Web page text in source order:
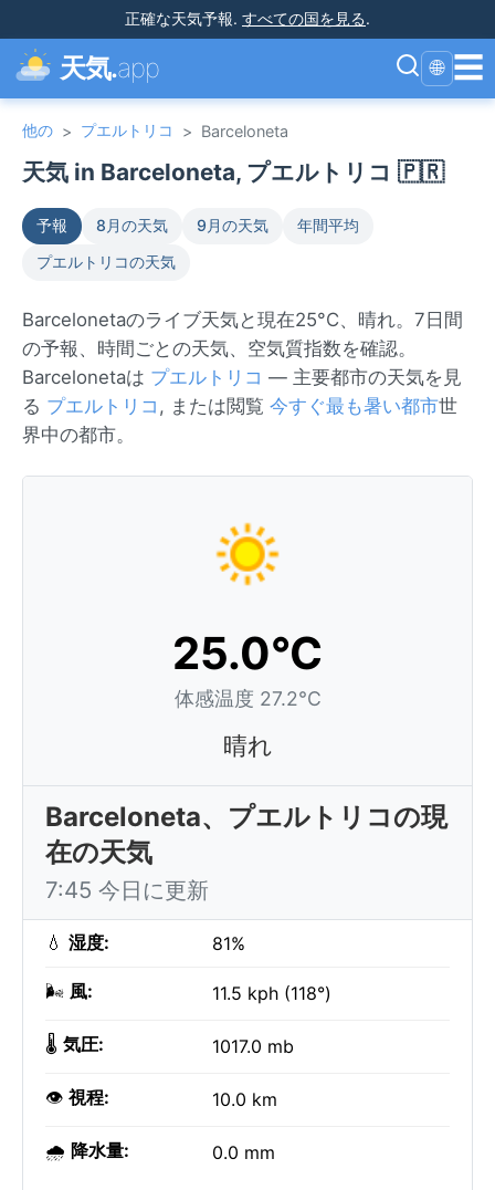
正確な天気予報. すべての国を見る.
天気.app 🌐 ☰
他の > プエルトリコ > Barceloneta
天気 in Barceloneta, プエルトリコ 🇵🇷
予報 8月の天気 9月の天気
年間平均
プエルトリコの天気
Barcelonetaのライブ天気と現在25°C、晴れ。7日間
の予報、時間ごとの天気、空気質指数を確認。
Barcelonetaは プエルトリコ — 主要都市の天気を見
る プエルトリコ , または閲覧 今すぐ最も暑い都市世
界中の都市。
25.0°C
体感温度 27.2°C
晴れ
Barceloneta、プエルトリコの現
在の天気
7:45 今日に更新
💧 湿度: 81%
🌬️ 風: 11.5 kph (118°)
🌡️ 気圧: 1017.0 mb
👁️ 視程: 10.0 km
🌧️ 降水量: 0.0 mm